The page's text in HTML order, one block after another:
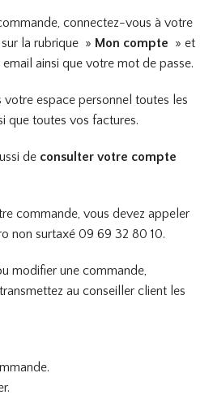
connectez-vous à votre
la rubrique » Mon compte » et
ainsi que votre mot de passe.
votre espace personnel toutes les
que toutes vos factures.
de consulter votre compte
commande, vous devez appeler
non surtaxé 09 69 32 80 10.
modifier une commande,
au conseiller client les